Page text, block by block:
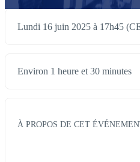
Lundi 16 juin 2025 à 17h45
Environ 1 heure et 30 minutes
À PROPOS DE CET